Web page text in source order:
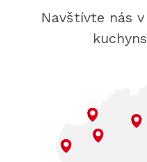
Navštívte nás